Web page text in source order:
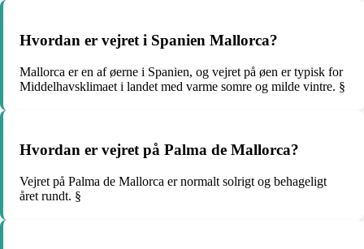
Hvordan er vejret i Spanien Mallorca?
Mallorca er en af øerne i Spanien, og vejret på øen er typisk for
Middelhavsklimaet i landet med varme somre og milde vintre. §
Hvordan er vejret på Palma de Mallorca?
Vejret på Palma de Mallorca er normalt solrigt og behageligt
året rundt. §